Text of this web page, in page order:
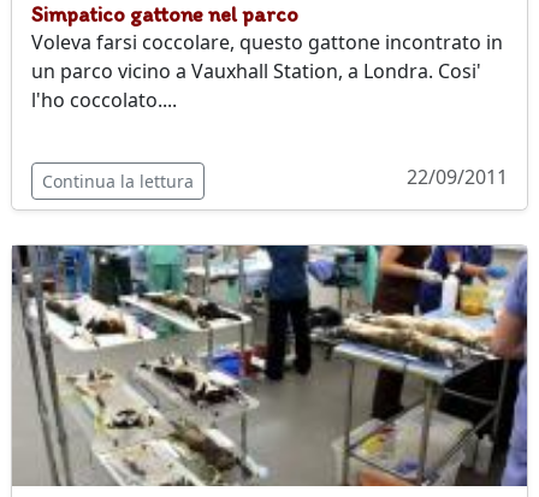
Simpatico gattone nel parco
Voleva farsi coccolare, questo gattone incontrato in
un parco vicino a Vauxhall Station, a Londra. Cosi'
l'ho coccolato....
Continua la lettura 22/09/2011